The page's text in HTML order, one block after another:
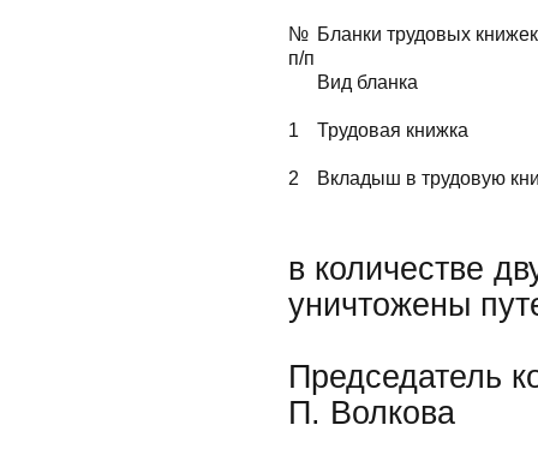
№
п/п
Бланки трудовых книжек
Вид бланка
1 Трудовая книжка
2 Вкладыш в трудовую
в количестве
уничтожены
Председатель
П. Волкова